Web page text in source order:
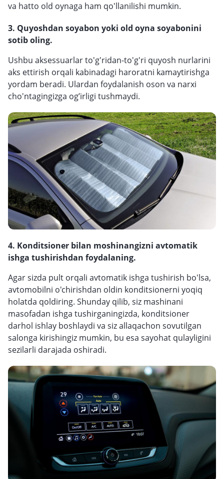
va hatto old oynaga ham qo'llanilishi mumkin.
3. Quyoshdan soyabon yoki old oyna soyabonini
sotib oling.
Ushbu aksessuarlar to'g'ridan-to'g'ri quyosh nurlarini
aks ettirish orqali kabinadagi haroratni kamaytirishga
yordam beradi. Ulardan foydalanish oson va narxi
cho'ntagingizga og’irligi tushmaydi.
4. Konditsioner bilan moshinangizni avtomatik
ishga tushirishdan foydalaning.
Agar sizda pult orqali avtomatik ishga tushirish bo'lsa,
avtomobilni o'chirishdan oldin konditsionerni yoqiq
holatda qoldiring. Shunday qilib, siz mashinani
masofadan ishga tushirganingizda, konditsioner
darhol ishlay boshlaydi va siz allaqachon sovutilgan
salonga kirishingiz mumkin, bu esa sayohat qulayligini
sezilarli darajada oshiradi.